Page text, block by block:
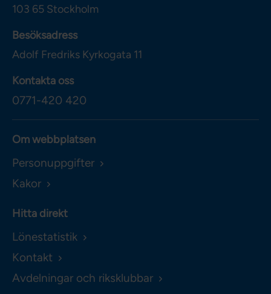
103 65 Stockholm
Besöksadress
Adolf Fredriks Kyrkogata 11
Kontakta oss
0771-420 420
Om webbplatsen
Personuppgifter
Kakor
Hitta direkt
Lönestatistik
Kontakt
Avdelningar och riksklubbar